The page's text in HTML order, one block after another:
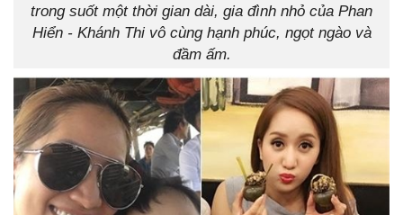
trong suốt một thời gian dài, gia đình nhỏ của Phan
Hiển - Khánh Thi vô cùng hạnh phúc, ngọt ngào và
đầm ấm.